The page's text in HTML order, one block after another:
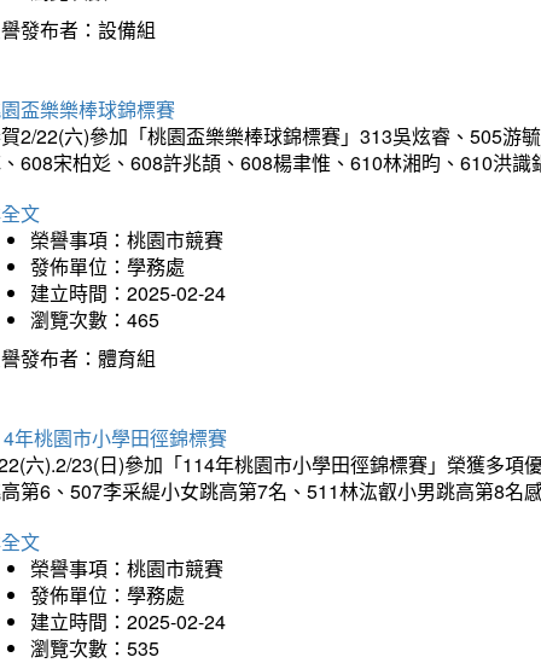
發布者：設備組
盃樂樂棒球錦標賽
2/22(六)參加「桃園盃樂樂棒球錦標賽」313吳炫睿、505游
608宋柏彣、608許兆頡、608楊聿惟、610林湘昀、610洪
文
榮譽事項：桃園市競賽
發佈單位：學務處
建立時間：2025-02-24
瀏覽次數：465
發布者：體育組
年桃園市小學田徑錦標賽
六).2/23(日)參加「114年桃園市小學田徑錦標賽」榮獲多
第6、507李采緹小女跳高第7名、511林汯叡小男跳高第8名
文
榮譽事項：桃園市競賽
發佈單位：學務處
建立時間：2025-02-24
瀏覽次數：535